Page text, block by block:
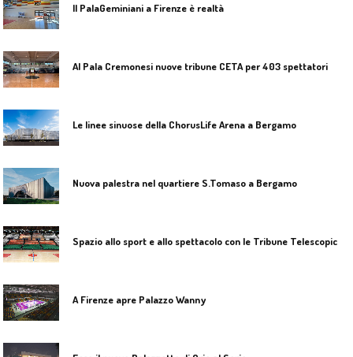
Il PalaGeminiani a Firenze è realtà
Al Pala Cremonesi nuove tribune CETA per 403 spettatori
Le linee sinuose della ChorusLife Arena a Bergamo
Nuova palestra nel quartiere S.Tomaso a Bergamo
A Firenze apre Palazzo Wanny